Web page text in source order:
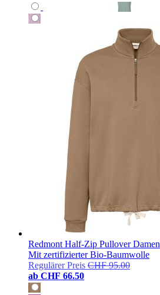
Redmont Half-Zip Pullover Damen
Mit zertifizierter Bio-Baumwolle
Regulärer Preis CHF 95.00
ab CHF 66.50